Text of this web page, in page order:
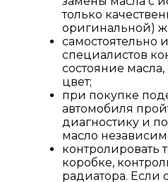
только
оригинальной)
самостоятельно
специалистов
состояние масла,
цвет;
при покупке
автомобиля
диагностику и
масло
контролировать
коробке,
радиатора. Если